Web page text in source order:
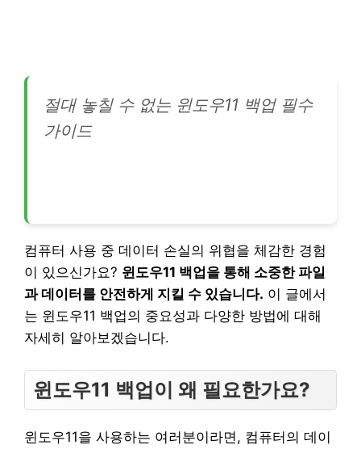
절대 놓칠 수 없는 윈도우11 백업 필수
가이드
컴퓨터 사용 중 데이터 손실의 위협을 체감한 경험
이 있으신가요? 윈도우11 백업을 통해 소중한 파일
과 데이터를 안전하게 지킬 수 있습니다. 이 글에서
는 윈도우11 백업의 중요성과 다양한 방법에 대해
자세히 알아보겠습니다.
윈도우11 백업이 왜 필요한가요?
윈도우11을 사용하는 여러분이라면, 컴퓨터의 데이